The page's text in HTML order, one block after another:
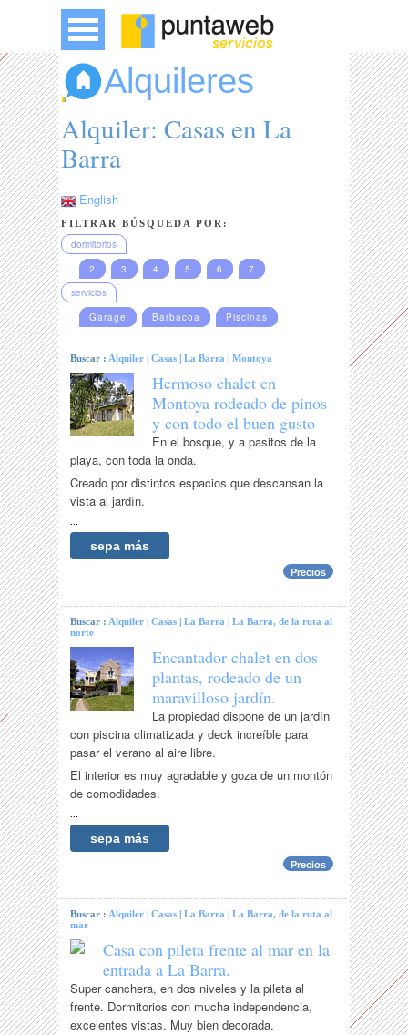
Alquileres
Alquiler: Casas en La
Barra
English
FILTRAR BÚSQUEDA POR:
dormitorios
2
3 4 5 6
7
servicios
Garage
Barbacoa Piscinas
Buscar :Alquiler |Casas |La Barra |Montoya
Hermoso chalet en
Montoya rodeado de pinos
y con todo el buen gusto
En el bosque, y a pasitos de la
playa, con toda la onda.
Creado por distintos espacios que descansan la
vista al jardìn.
...
sepa más
Precios
Buscar :Alquiler |Casas |La Barra |La Barra, de la ruta al
norte
Encantador chalet en dos
plantas, rodeado de un
maravilloso jardín.
La propiedad dispone de un jardín
con piscina climatizada y deck increíble para
pasar el verano al aire libre.
El interior es muy agradable y goza de un montón
de comodidades.
...
sepa más
Precios
Buscar :Alquiler |Casas |La Barra |La Barra, de la ruta al
mar
Casa con pileta frente al mar en la
entrada a La Barra.
Super canchera, en dos niveles y la pileta al
frente. Dormitorios con mucha independencia,
excelentes vistas. Muy bien decorada.